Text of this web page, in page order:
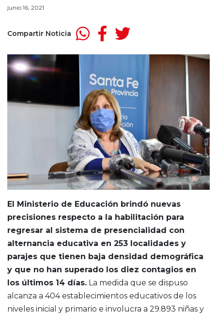
junio 16, 2021
Compartir Noticia
El Ministerio de Educación brindó nuevas
precisiones respecto a la habilitación para
regresar al sistema de presencialidad con
alternancia educativa en 253 localidades y
parajes que tienen baja densidad demográfica
y que no han superado los diez contagios en
los últimos 14 días. La medida que se dispuso
alcanza a 404 establecimientos educativos de los
niveles inicial y primario e involucra a 29.893 niñas y